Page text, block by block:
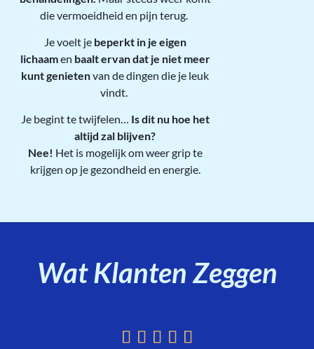
die vermoeidheid en pijn terug.
Je voelt je beperkt in je eigen
lichaamen baalt ervan dat je niet meer
kunt genietenvan de dingen die je leuk
vindt.
Je begint te twijfelen… Is dit nu hoe het
altijd zal blijven?
Nee! Het is mogelijk om weer grip te
krijgen op je gezondheid en energie.
Wat Klanten Zeggen
    